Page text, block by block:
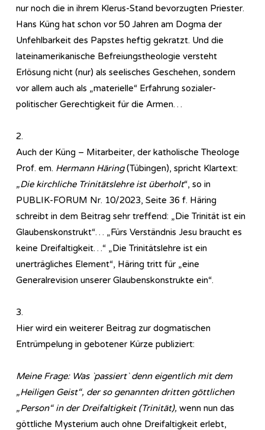
nur noch die in ihrem Klerus-Stand bevorzugten Priester.
Hans Küng hat schon vor 50 Jahren am Dogma der
Unfehlbarkeit des Papstes heftig gekratzt. Und die
lateinamerikanische Befreiungstheologie versteht
Erlösung nicht (nur) als seelisches Geschehen, sondern
vor allem auch als „materielle“ Erfahrung sozialer-
politischer Gerechtigkeit für die Armen…
2.
Auch der Küng – Mitarbeiter, der katholische Theologe
Prof. em. Hermann Häring(Tübingen), spricht Klartext:
„Die kirchliche Trinitätslehre ist überholt“, so in
PUBLIK-FORUM Nr. 10/2023, Seite 36 f. Häring
schreibt in dem Beitrag sehr treffend: „Die Trinität ist ein
Glaubenskonstrukt“… „Fürs Verständnis Jesu braucht es
keine Dreifaltigkeit…“ „Die Trinitätslehre ist ein
unerträgliches Element“, Häring tritt für „eine
Generalrevision unserer Glaubenskonstrukte ein“.
3.
Hier wird ein weiterer Beitrag zur dogmatischen
Entrümpelung in gebotener Kürze publiziert:
Meine Frage: Was `passiert` denn eigentlich mit dem
„Heiligen Geist“, der so genannten dritten göttlichen
„Person“ in der Dreifaltigkeit (Trinität), wenn nun das
göttliche Mysterium auch ohne Dreifaltigkeit erlebt,